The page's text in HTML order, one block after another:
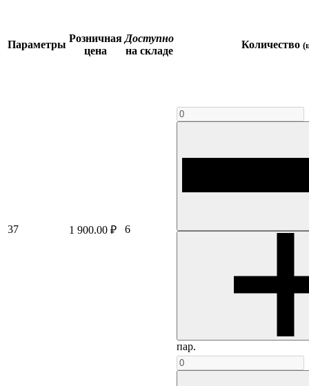
Параметры
Розничная
цена
Доступно
на складе
Количество
37 1 900.00 ₽ 6
пар.